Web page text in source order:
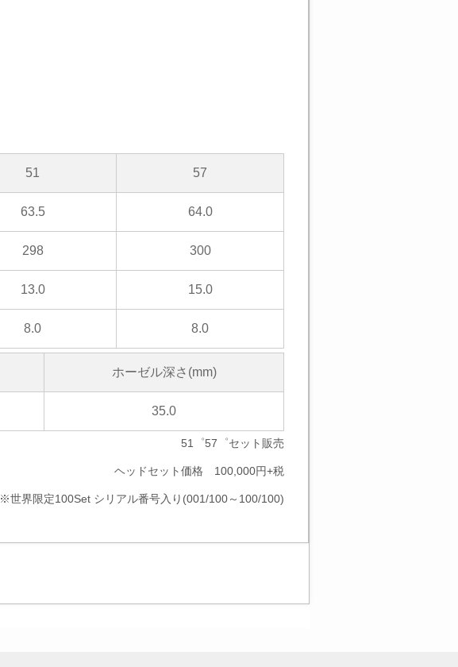
51 57
63.5 64.0
298 300
13.0 15.0
8.0 8.0
ホーゼル深さ(mm)
35.0
51゜57゜セット販売
ヘッドセット価格 100,000円+税
※世界限定100Set シリアル番号入り(001/100～100/100)